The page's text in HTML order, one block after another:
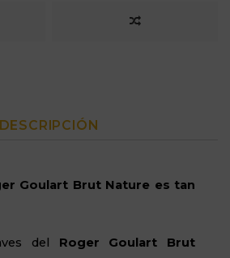
DESCRIPCIÓN
Goulart Brut Nature es tan
del Roger Goulart Brut